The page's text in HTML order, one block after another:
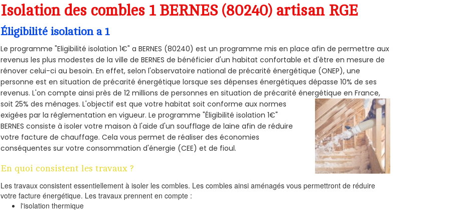
Isolation des combles 1 BERNES (80240) artisan RGE
Éligibilité isolation a 1
Le programme "Eligibilité isolation 1€" a BERNES (80240) est un programme mis en place afin de permettre aux
revenus les plus modestes de la ville de BERNES de bénéficier d'un habitat confortable et d'être en mesure de
rénover celui-ci au besoin. En effet, selon l'observatoire national de précarité énergétique (ONEP), une
personne est en situation de précarité énergétique lorsque ses dépenses énergétiques dépasse 10% de ses
revenus. L'on compte ainsi près de 12 millions de personnes en situation de précarité énergétique en France,
soit 25% des ménages.L'objectif est que votre habitat soit conforme aux normes
exigées par la réglementation en vigueur. Le programme "Éligibilité isolation 1€"
BERNES consiste à isoler votre maison à l'aide d'un soufflage de laine afin de réduire
votre facture de chauffage. Cela vous permet de réaliser des économies
conséquentes sur votre consommation d'énergie (CEE) et de fioul.
En quoi consistent les travaux ?
Les travaux consistent essentiellement à isoler les combles. Les combles ainsi aménagés vous permettront de réduire
votre facture énergétique. Les travaux prennent en compte :
l'isolation thermique